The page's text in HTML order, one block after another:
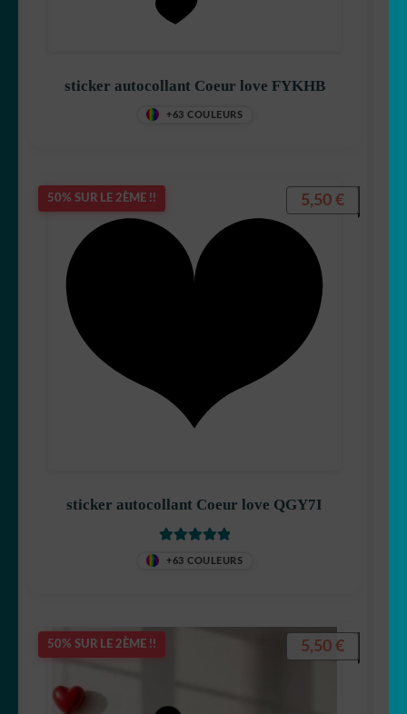
sticker autocollant Coeur love FYKHB
+63 COULEURS
50% SUR LE 2ÈME !!
sticker autocollant Coeur love QGY7I
+63 COULEURS
5,50 €
50% SUR LE 2ÈME !! 5,50 €